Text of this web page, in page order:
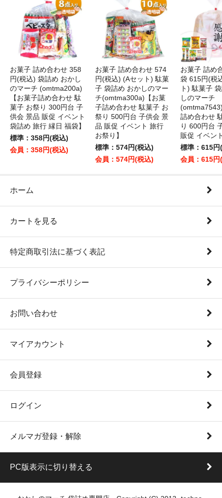
お菓子 詰め合わせ 358
円(税込) 袋詰め おかし
のマーチ (omtma200a)
【お菓子詰め合わせ 駄
菓子 お祭り 300円台 子
供会 景品 販促 イベント
袋詰め 旅行 縁日 福袋】
標準：358円(税込)
会員：358円(税込)
お菓子 詰め合わせ 574
円(税込) (Aセット) 駄菓
子 袋詰め おかしのマー
チ(omtma300a)【お菓
子詰め合わせ 駄菓子 お
祭り 500円台 子供会 景
品 販促 イベント 旅行
お祭り】
標準：574円(税込)
会員：574円(税込)
お菓子 詰め
袋 615円(税
ト) 駄菓子
しのマーチ
詰め合わせ
り 600円台
販促 イベン
標準：615円
会員：615円
ホーム
カートを見る
特定商取引法に基づく表記
プライバシーポリシー
お問い合わせ
マイアカウント
会員登録
ログイン
メルマガ登録・解除
PC版表示に切り替える